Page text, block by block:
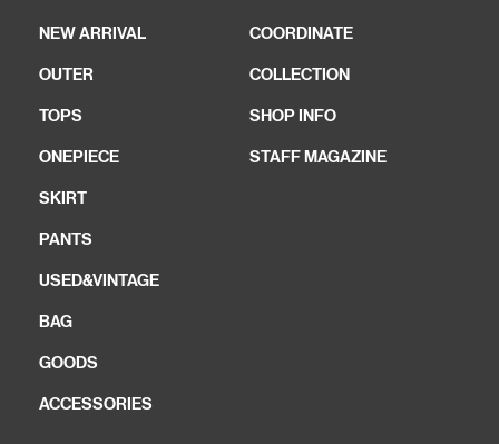
NEW ARRIVAL
OUTER
TOPS
ONEPIECE
SKIRT
PANTS
USED&VINTAGE
BAG
GOODS
ACCESSORIES
COORDINATE
COLLECTION
SHOP INFO
STAFF MAGAZINE